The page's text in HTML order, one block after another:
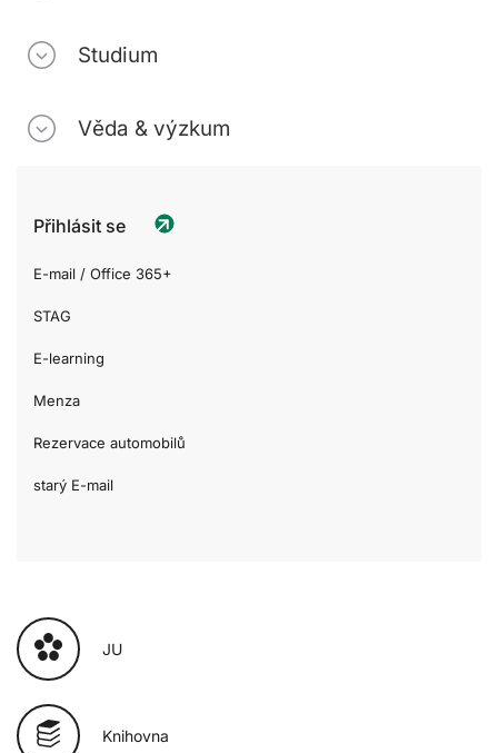
Studium
Věda & výzkum
Přihlásit se
E-mail / Office 365+
STAG
E-learning
Menza
Rezervace automobilů
starý E-mail
JU
Knihovna